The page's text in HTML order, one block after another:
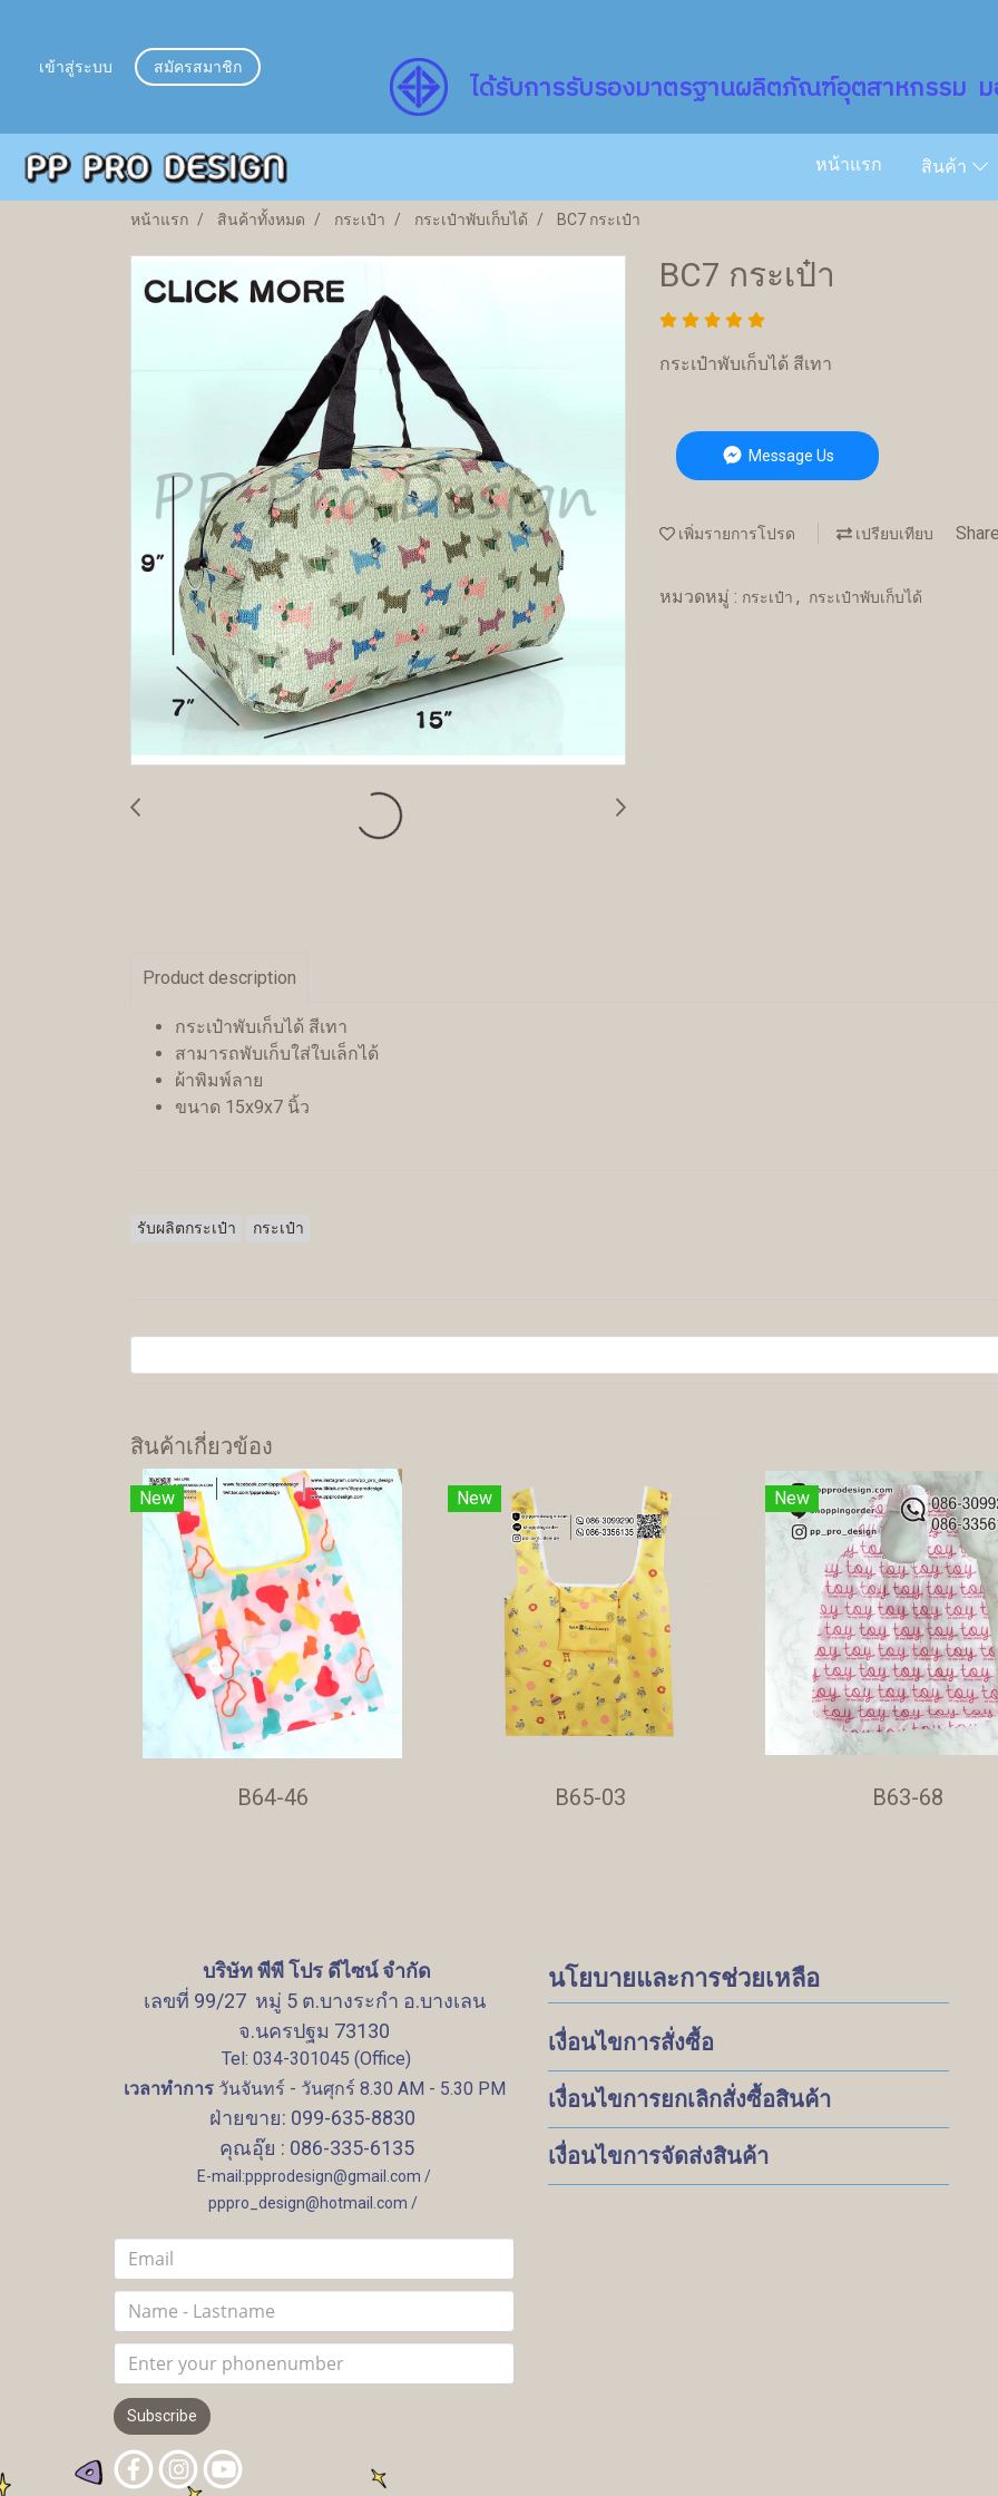
เข้าสู่ระบบ สมัครสมาชิก ได้รับการรับรองมาตรฐานผลิตภัณฑ์อุตสาหกรรม ม
หน้าแรก สินค้า
หน้าแรก สินค้าทั้งหมด กระเป๋า กระเป๋าพับเก็บได้ BC7 กระเป๋า
BC7 กระเป๋า
กระเป๋าพับเก็บได้ สีเทา
Message Us
เพิ่มรายการโปรด เปรียบเทียบ
หมวดหมู่ : กระเป๋า , กระเป๋าพับเก็บได้
Product description
กระเป๋าพับเก็บได้ สีเทา
สามารถพับเก็บใส่ใบเล็กได้
ผ้าพิมพ์ลาย
ขนาด 15x9x7 นิ้ว
รับผลิตกระเป๋า กระเป๋า
สินค้าเกี่ยวข้อง
New
B64-46
New
B65-03
New
B63-68
บริษัท พีพี โปร ดีไซน์ จำกัด
เลขที่ 99/27 หมู่ 5 ต.บางระกำ อ.บางเลน
จ.นครปฐม 73130
Tel: 034-301045 (Office)
เวลาทำการวันจันทร์ - วันศุกร์ 8.30 AM - 5.30 PM
ฝ่ายขาย: 099-635-8830
คุณอุ๊ย : 086-335-6135
E-mail:ppprodesign@gmail.com /
pppro_design@hotmail.com /
Subscribe
นโยบายและการช่วยเหลือ
เงื่อนไขการสั่งซื้อ
เงื่อนไขการยกเลิกสั่งซื้อสินค้า
เงื่อนไขการจัดส่งสินค้า